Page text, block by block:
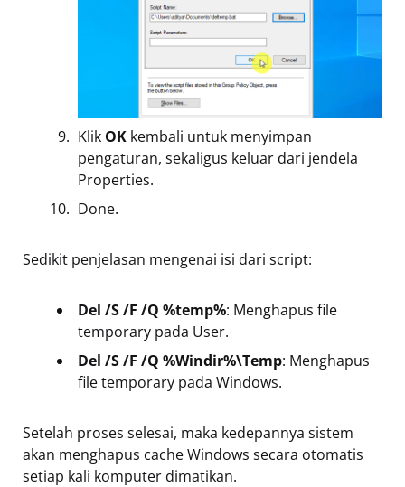
Klik OK kembali untuk menyimpan
pengaturan, sekaligus keluar dari jendela
Properties.
Done.
Sedikit penjelasan mengenai isi dari script:
Del /S /F /Q %temp%: Menghapus file
temporary pada User.
Del /S /F /Q %Windir%\Temp: Menghapus
file temporary pada Windows.
Setelah proses selesai, maka kedepannya sistem
akan menghapus cache Windows secara otomatis
setiap kali komputer dimatikan.